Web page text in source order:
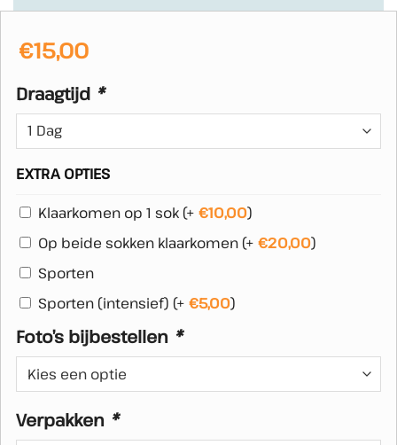
€15,00
Draagtijd *
EXTRA OPTIES
Klaarkomen op 1 sok (+ €10,00)
Op beide sokken klaarkomen (+ €20,00)
Sporten
Sporten (intensief) (+ €5,00)
Foto’s bijbestellen *
Verpakken *